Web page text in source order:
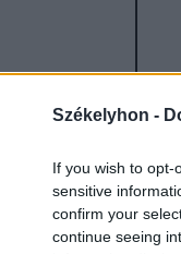
Székelyhon -
If you wish to
sensitive
confirm your
continue seeing